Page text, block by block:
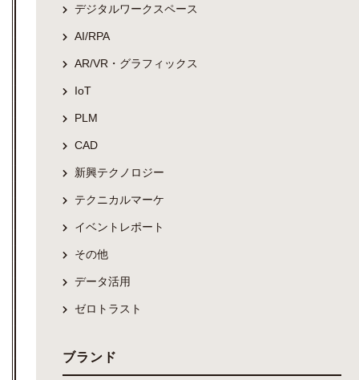
デジタルワークスペース
AI/RPA
AR/VR・グラフィックス
IoT
PLM
CAD
新興テクノロジー
テクニカルマーケ
イベントレポート
その他
データ活用
ゼロトラスト
ブランド